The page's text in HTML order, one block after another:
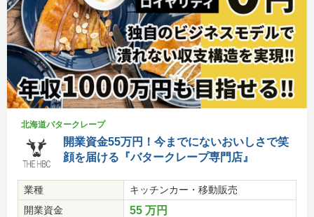
北海道バタークレープ
開業資金55万円！今までにないおいしさで笑
顔を届ける『バタークレープ専門店』
業種
キッチンカー・移動販売
開業資金
55 万円